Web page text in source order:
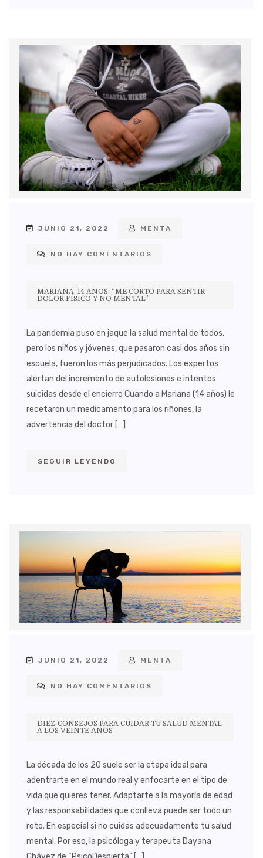
JUNIO 21, 2022 MENTA
NO HAY COMENTARIOS
MARIANA, 14 AÑOS: “ME CORTO PARA SENTIR
DOLOR FÍSICO Y NO MENTAL”
La pandemia puso en jaque la salud mental de todos,
pero los niños y jóvenes, que pasaron casi dos años sin
escuela, fueron los más perjudicados. Los expertos
alertan del incremento de autolesiones e intentos
suicidas desde el encierro Cuando a Mariana (14 años) le
recetaron un medicamento para los riñones, la
advertencia del doctor […]
SEGUIR LEYENDO
JUNIO 21, 2022 MENTA
NO HAY COMENTARIOS
DIEZ CONSEJOS PARA CUIDAR TU SALUD MENTAL
A LOS VEINTE AÑOS
La década de los 20 suele ser la etapa ideal para
adentrarte en el mundo real y enfocarte en el tipo de
vida que quieres tener. Adaptarte a la mayoría de edad
y las responsabilidades que conlleva puede ser todo un
reto. En especial si no cuidas adecuadamente tu salud
mental. Por eso, la psicóloga y terapeuta Dayana